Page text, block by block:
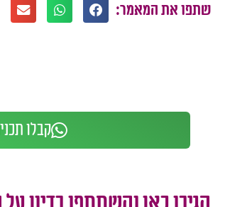
שתפו את המאמר:
קבלו